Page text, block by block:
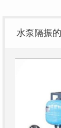
水泵隔振